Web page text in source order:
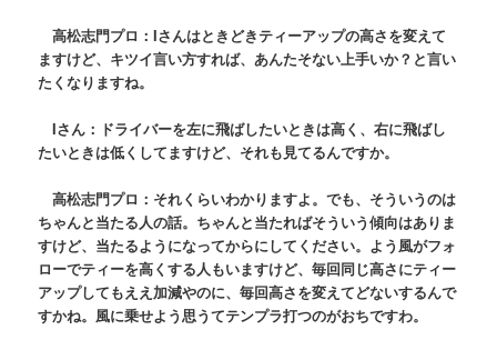
高松志門プロ：Iさんはときどきティーアップの高さを変えて
ますけど、キツイ言い方すれば、あんたそない上手いか？と言い
たくなりますね。
Iさん：ドライバーを左に飛ばしたいときは高く、右に飛ばし
たいときは低くしてますけど、それも見てるんですか。
高松志門プロ：それくらいわかりますよ。でも、そういうのは
ちゃんと当たる人の話。ちゃんと当たればそういう傾向はありま
すけど、当たるようになってからにしてください。よう風がフォ
ローでティーを高くする人もいますけど、毎回同じ高さにティー
アップしてもええ加減やのに、毎回高さを変えてどないするんで
すかね。風に乗せよう思うてテンプラ打つのがおちですわ。